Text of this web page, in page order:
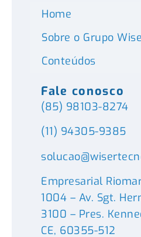
Home
Sobre o Grupo
Conteúdos
Fale conosco
(85) 98103-8274
(11) 94305-9385
Empresarial
1004 – Av. Sgt.
3100 – Pres.
CE, 60355-512